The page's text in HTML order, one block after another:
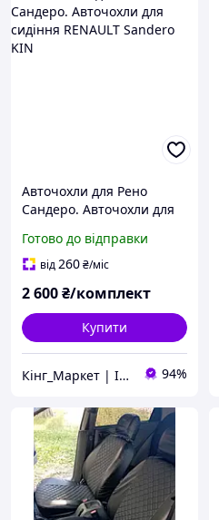
Авточохли для Рено
Сандеро. Авточохли для
KIN
Готово до відправки
від260₴/міс
2 600₴/комплект
Купити
Кінг_Маркет | Інтернет магазин 94%